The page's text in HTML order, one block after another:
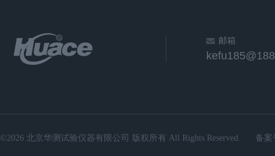
邮箱
©2026 北京华测试验仪器有限公司 版权所有 All Rights Reserved. 备案